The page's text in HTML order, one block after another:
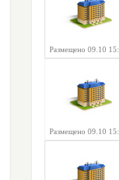
Размещено 09.10
Размещено 09.10